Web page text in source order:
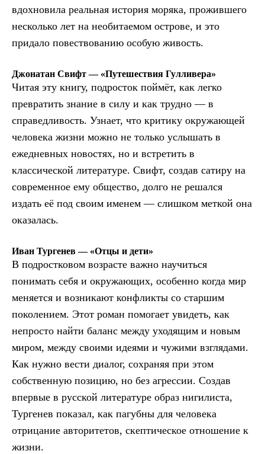
вдохновила реальная история моряка, прожившего
несколько лет на необитаемом острове, и это
придало повествованию особую живость.
Джонатан Свифт — «Путешествия Гулливера»
Читая эту книгу, подросток поймёт, как легко
превратить знание в силу и как трудно — в
справедливость. Узнает, что критику окружающей
человека жизни можно не только услышать в
ежедневных новостях, но и встретить в
классической литературе. Свифт, создав сатиру на
современное ему общество, долго не решался
издать её под своим именем — слишком меткой она
оказалась.
Иван Тургенев — «Отцы и дети»
В подростковом возрасте важно научиться
понимать себя и окружающих, особенно когда мир
меняется и возникают конфликты со старшим
поколением. Этот роман помогает увидеть, как
непросто найти баланс между уходящим и новым
миром, между своими идеями и чужими взглядами.
Как нужно вести диалог, сохраняя при этом
собственную позицию, но без агрессии. Создав
впервые в русской литературе образ нигилиста,
Тургенев показал, как пагубны для человека
отрицание авторитетов, скептическое отношение к
жизни.